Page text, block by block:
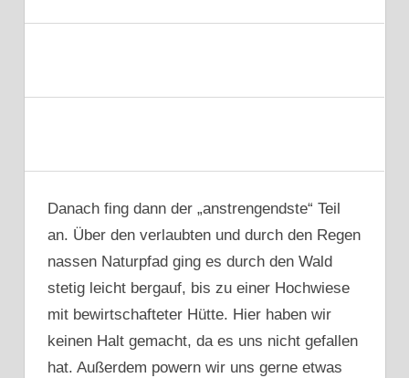
Danach fing dann der „anstrengendste“ Teil
an. Über den verlaubten und durch den Regen
nassen Naturpfad ging es durch den Wald
stetig leicht bergauf, bis zu einer Hochwiese
mit bewirtschafteter Hütte. Hier haben wir
keinen Halt gemacht, da es uns nicht gefallen
hat. Außerdem powern wir uns gerne etwas